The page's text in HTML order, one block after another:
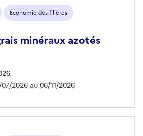
Économie des filières
minéraux azotés
2026 au 06/11/2026